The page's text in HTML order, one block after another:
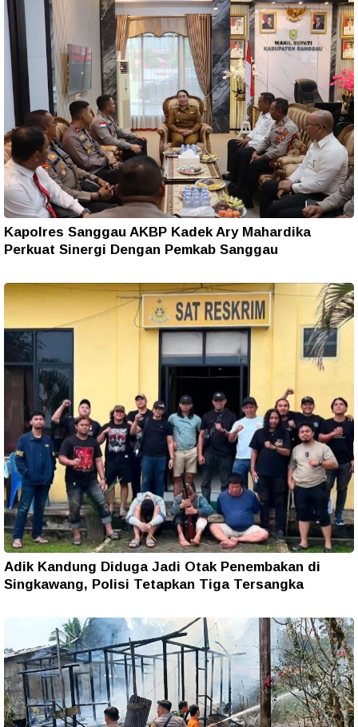
Kapolres Sanggau AKBP Kadek Ary Mahardika
Perkuat Sinergi Dengan Pemkab Sanggau
Adik Kandung Diduga Jadi Otak Penembakan di
Singkawang, Polisi Tetapkan Tiga Tersangka